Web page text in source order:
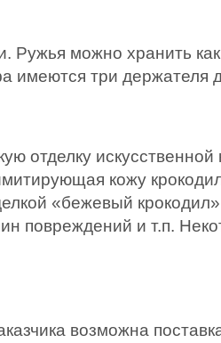
Ружья можно хранить
имеются три держателя
искусственной
кожу
«бежевый
повреждений и т.п.
возможна